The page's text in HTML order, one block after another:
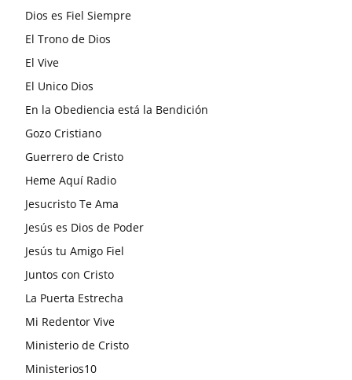
Dios es Fiel Siempre
El Trono de Dios
El Vive
El Unico Dios
En la Obediencia está la Bendición
Gozo Cristiano
Guerrero de Cristo
Heme Aquí Radio
Jesucristo Te Ama
Jesús es Dios de Poder
Jesús tu Amigo Fiel
Juntos con Cristo
La Puerta Estrecha
Mi Redentor Vive
Ministerio de Cristo
Ministerios10